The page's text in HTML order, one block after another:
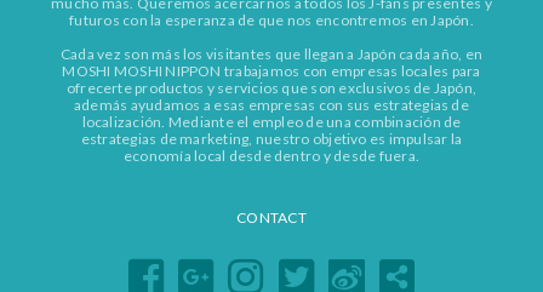
futuros con la esperanza de que nos encontremos en Japón.
Cada vez son más los visitantes que llegan a Japón cada año, en
MOSHI MOSHI NIPPON trabajamos con empresas locales para
ofrecerte productos y servicios que son exclusivos de Japón,
además ayudamos a esas empresas con sus estrategias de
localización. Mediante el empleo de una combinación de
estrategias de marketing, nuestro objetivo es impulsar la
economía local desde dentro y desde fuera.
CONTACT